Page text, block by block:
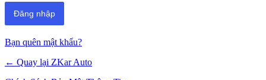
Bạn quên mật khẩu?
← Quay lại ZKar Auto